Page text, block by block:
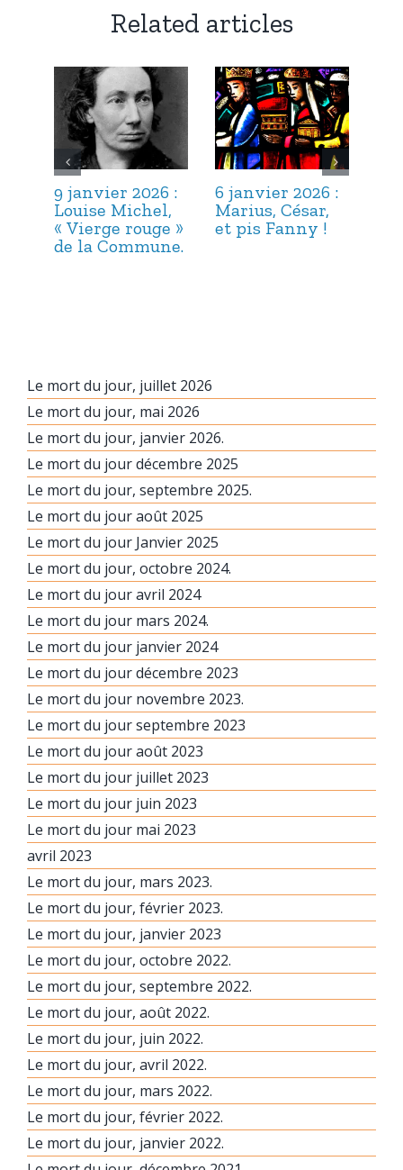
Related articles
9 janvier 2026 :
Louise Michel,
« Vierge rouge »
de la Commune.
6 janvier 2026 :
Marius, César,
et pis Fanny !
Le mort du jour, juillet 2026
Le mort du jour, mai 2026
Le mort du jour, janvier 2026.
Le mort du jour décembre 2025
Le mort du jour, septembre 2025.
Le mort du jour août 2025
Le mort du jour Janvier 2025
Le mort du jour, octobre 2024.
Le mort du jour avril 2024
Le mort du jour mars 2024.
Le mort du jour janvier 2024
Le mort du jour décembre 2023
Le mort du jour novembre 2023.
Le mort du jour septembre 2023
Le mort du jour août 2023
Le mort du jour juillet 2023
Le mort du jour juin 2023
Le mort du jour mai 2023
avril 2023
Le mort du jour, mars 2023.
Le mort du jour, février 2023.
Le mort du jour, janvier 2023
Le mort du jour, octobre 2022.
Le mort du jour, septembre 2022.
Le mort du jour, août 2022.
Le mort du jour, juin 2022.
Le mort du jour, avril 2022.
Le mort du jour, mars 2022.
Le mort du jour, février 2022.
Le mort du jour, janvier 2022.